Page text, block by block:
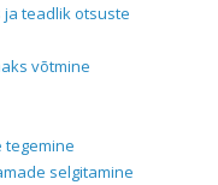
teadlik otsuste
võtmine
tegemine
selgitamine